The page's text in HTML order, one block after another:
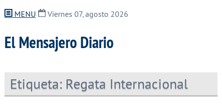
MENU Viernes 07, agosto 2026
El Mensajero Diario
Etiqueta: Regata Internacional